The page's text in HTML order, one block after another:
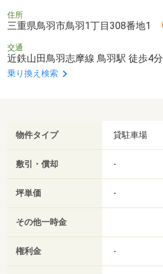
住所
三重県鳥羽市鳥羽1丁目308番地1
交通
近鉄山田鳥羽志摩線 鳥羽駅 徒歩4分
乗り換え検索
物件タイプ 貸駐車場
敷引・償却 -
坪単価 -
その他一時金
権利金 -